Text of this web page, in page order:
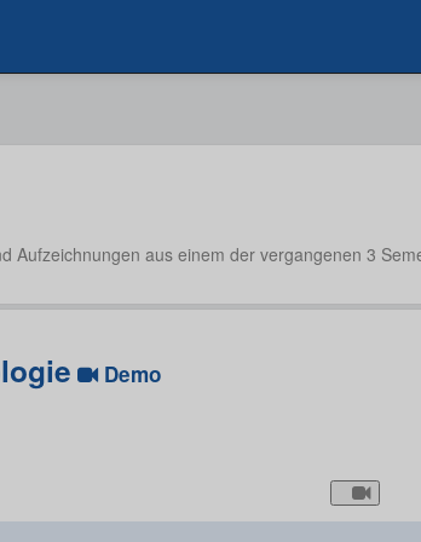
Aufzeichnungen aus einem der vergangenen 3
Demo